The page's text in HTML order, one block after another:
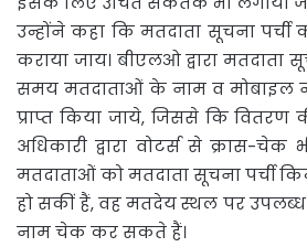
उन्होंने कहा कि मतदाता सूचना पर्ची
कराया जाय। बीएलओ द्वारा मतदाता
समय मतदाताओं के नाम व मोबाइल
प्राप्त किया जाये, जिससे कि वितरण
अधिकारी द्वारा वोटर्स से क्रास-
मतदाताओं को मतदाता सूचना पर्ची
हो सकीं हैं, वह मतदेय स्थल पर
नाम चेक कर सकते हैं।